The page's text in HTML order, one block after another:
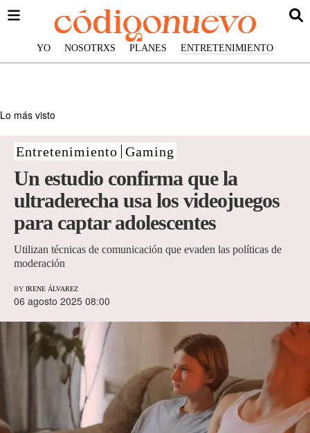
YO NOSOTRXS PLANES ENTRETENIMIENTO
Lo más visto
Entretenimiento Gaming
Un estudio confirma que la
ultraderecha usa los videojuegos
para captar adolescentes
Utilizan técnicas de comunicación que evaden las políticas de
moderación
BY IRENE ÁLVAREZ
06 agosto 2025 08:00